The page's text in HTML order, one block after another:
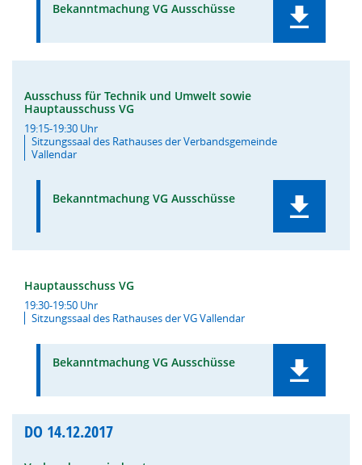
Bekanntmachung VG Ausschüsse
Ausschuss für Technik und Umwelt sowie
Hauptausschuss VG
19:15-19:30 Uhr
Sitzungssaal des Rathauses der Verbandsgemeinde
Vallendar
Bekanntmachung VG Ausschüsse
Hauptausschuss VG
19:30-19:50 Uhr
Sitzungssaal des Rathauses der VG Vallendar
Bekanntmachung VG Ausschüsse
DO 14.12.2017